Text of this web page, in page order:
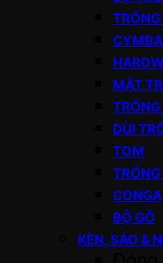
MẶT
TRỐNG
DÙI
TOM
CONGA
BỘ GÕ
KÈN, SÁO &